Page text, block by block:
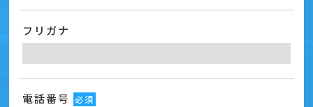
フリガナ
電話番号 必須